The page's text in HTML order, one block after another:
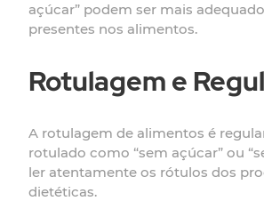
açúcar” podem ser mais
presentes nos alimentos.
Rotulagem e
A rotulagem de alimentos é
rotulado como “sem açúcar” ou
ler atentamente os rótulos dos
dietéticas.